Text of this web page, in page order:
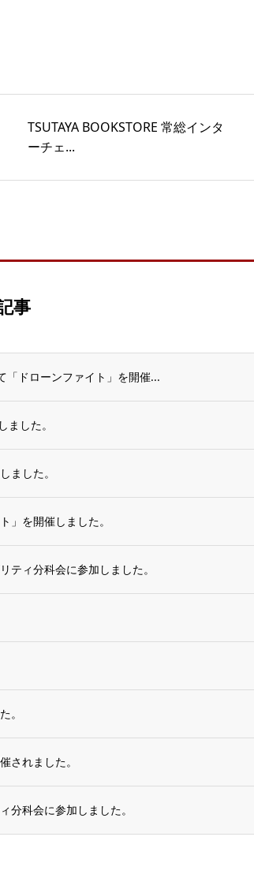
TSUTAYA BOOKSTORE 常総インタ
ーチェ...
事
「ドローンファイト」を開催...
ました。
ました。
」を開催しました。
ティ分科会に参加しました。
。
されました。
分科会に参加しました。